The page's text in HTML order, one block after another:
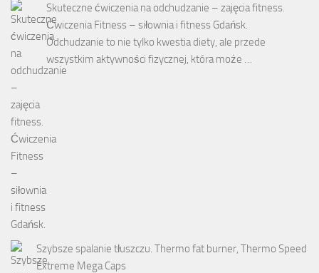
Skuteczne ćwiczenia na odchudzanie – zajęcia fitness.
Ćwiczenia Fitness – siłownia i fitness Gdańsk.
Odchudzanie to nie tylko kwestia diety, ale przede
wszystkim aktywności fizycznej, która może …
Szybsze spalanie tłuszczu. Thermo fat burner, Thermo Speed
Extreme Mega Caps